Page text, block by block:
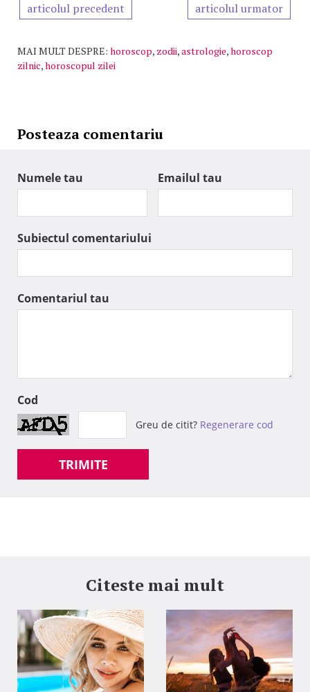
articolul precedent articolul urmator
MAI MULT DESPRE: horoscop, zodii,astrologie,horoscop
zilnic,horoscopul zilei
Posteaza comentariu
Numele tau Emailul tau
Subiectul comentariului
Comentariul tau
Cod
Greu de citit? Regenerare cod
TRIMITE
Citeste mai mult